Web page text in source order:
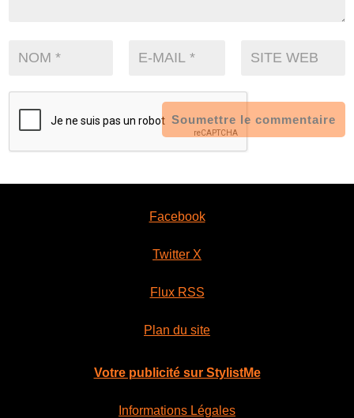
Soumettre le commentaire
Facebook
Twitter X
Flux RSS
Plan du site
Votre publicité sur StylistMe
Informations Légales